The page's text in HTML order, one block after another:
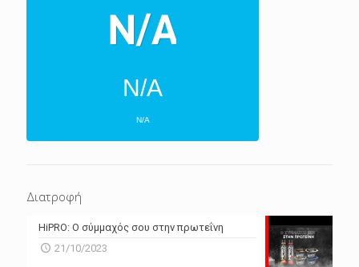
N/A
N/A
N/A
Διατροφή
HiPRO: Ο σύμμαχός σου στην πρωτεΐνη
21/10/2023